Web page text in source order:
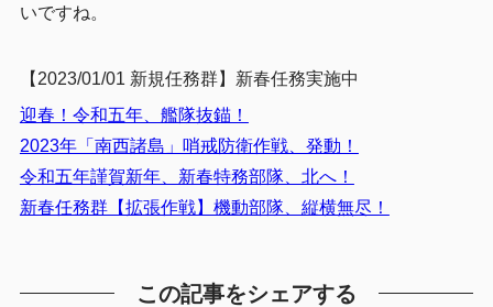
いですね。
【2023/01/01 新規任務群】新春任務実施中
迎春！令和五年、艦隊抜錨！
2023年「南西諸島」哨戒防衛作戦、発動！
令和五年謹賀新年、新春特務部隊、北へ！
新春任務群【拡張作戦】機動部隊、縦横無尽！
この記事をシェアする